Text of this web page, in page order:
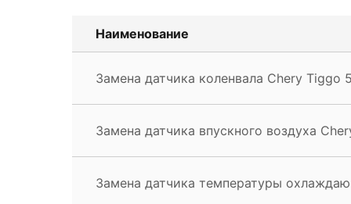
Наименование
Замена датчика коленвала Chery Tiggo
Замена датчика впускного воздуха
Замена датчика температуры